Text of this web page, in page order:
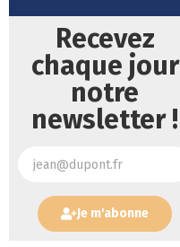
Recevez
chaque jour
notre
newsletter !
Je m'abonne